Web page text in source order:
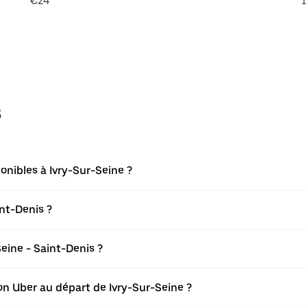
à Ivry-Sur-Seine ?
Denis ?
- Saint-Denis ?
Uber au départ de Ivry-Sur-Seine ?